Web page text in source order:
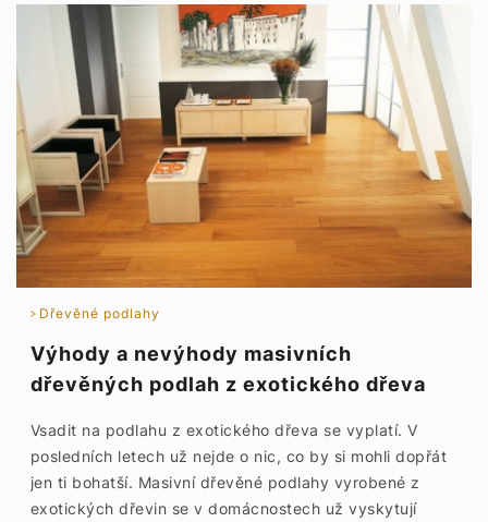
Dřevěné podlahy
Výhody a nevýhody masivních
dřevěných podlah z exotického dřeva
Vsadit na podlahu z exotického dřeva se vyplatí. V
posledních letech už nejde o nic, co by si mohli dopřát
jen ti bohatší. Masivní dřevěné podlahy vyrobené z
exotických dřevin se v domácnostech už vyskytují